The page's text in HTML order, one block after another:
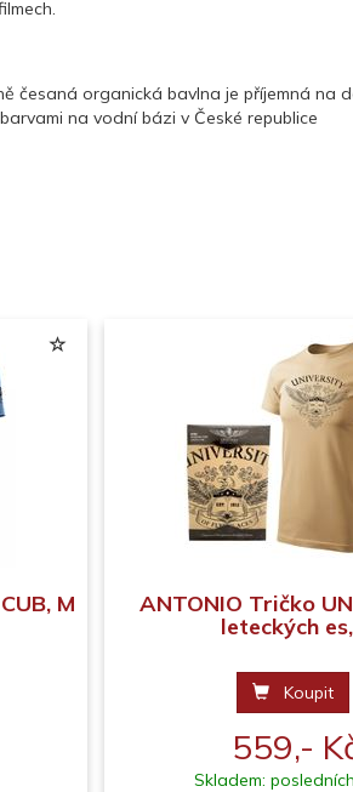
česaná organická bavlna je příjemná na
na vodní bázi v České republice
M
ANTONIO Tričko
leteckých
Koupit
559,-
Skladem: